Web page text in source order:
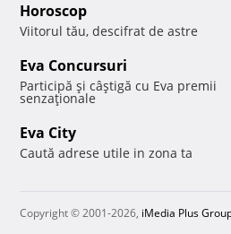
Horoscop
Viitorul tău, descifrat de astre
Eva Concursuri
Participă şi câştigă cu Eva premii
senzaţionale
Eva City
Caută adrese utile in zona ta
Copyright © 2001-2026, iMedia Plus